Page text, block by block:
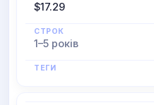
$17.29
СТРОК
1–5 років
ТЕГИ